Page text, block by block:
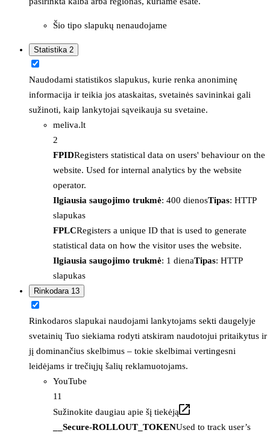
Šio tipo slapukų nenaudojame
Statistika 2
Naudodami statistikos slapukus, kurie renka anoniminę
informacija ir teikia jos ataskaitas, svetainės savininkai gali
sužinoti, kaip lankytojai sąveikauja su svetaine.
meliva.lt
2
FPIDRegisters statistical data on users' behaviour on the
website. Used for internal analytics by the website
operator.
Ilgiausia saugojimo trukmė: 400 dienosTipas: HTTP
slapukas
FPLCRegisters a unique ID that is used to generate
statistical data on how the visitor uses the website.
Ilgiausia saugojimo trukmė: 1 dienaTipas: HTTP
slapukas
Rinkodara 13
Rinkodaros slapukai naudojami lankytojams sekti daugelyje
svetainių Tuo siekiama rodyti atskiram naudotojui pritaikytus ir
jį dominančius skelbimus – tokie skelbimai vertingesni
leidėjams ir trečiųjų šalių reklamuotojams.
YouTube
11
Sužinokite daugiau apie šį tiekėją
__Secure-ROLLOUT_TOKENUsed to track user’s